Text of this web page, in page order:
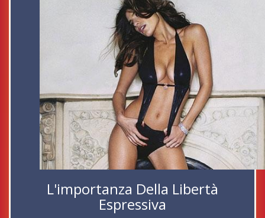
L'importanza Della Libertà
Espressiva